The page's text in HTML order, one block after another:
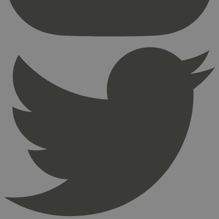
Navn
Domene
Hotjar Ltd
minutter
sekunder
minutter
sekunder
pageviewCount
.svanemerket.no
nelapi-product-archive-filters
svanemerket.no
nelapi-last-visited-category